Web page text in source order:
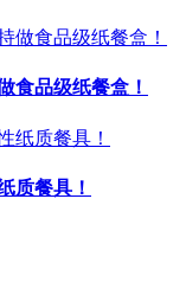
食品级纸餐盒！
质餐具！